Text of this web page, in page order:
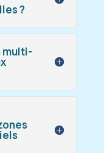
?
multi-